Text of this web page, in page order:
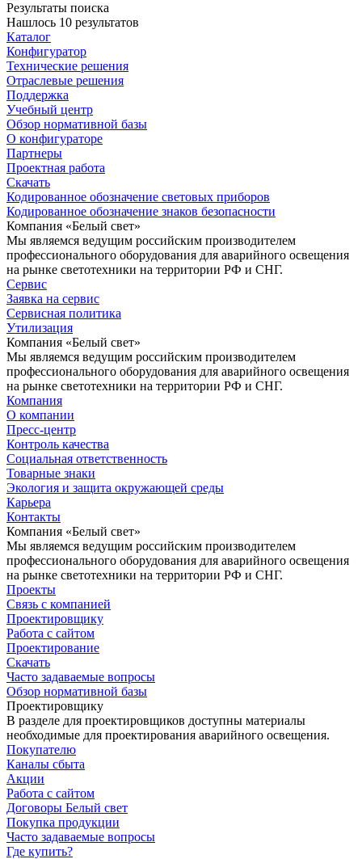
Результаты поиска
Нашлось 10 результатов
Каталог
Конфигуратор
Технические решения
Отраслевые решения
Поддержка
Учебный центр
Обзор нормативной базы
О конфигураторе
Партнеры
Проектная работа
Скачать
Кодированное обозначение световых приборов
Кодированное обозначение знаков безопасности
Компания «Белый свет»
Мы являемся ведущим российским производителем
профессионального оборудования для аварийного освещения
на рынке светотехники на территории РФ и СНГ.
Сервис
Заявка на сервис
Сервисная политика
Утилизация
Компания «Белый свет»
Мы являемся ведущим российским производителем
профессионального оборудования для аварийного освещения
на рынке светотехники на территории РФ и СНГ.
Компания
О компании
Пресс-центр
Контроль качества
Социальная ответственность
Товарные знаки
Экология и защита окружающей среды
Карьера
Контакты
Компания «Белый свет»
Мы являемся ведущим российским производителем
профессионального оборудования для аварийного освещения
на рынке светотехники на территории РФ и СНГ.
Проекты
Связь с компанией
Проектировщику
Работа с сайтом
Проектирование
Скачать
Часто задаваемые вопросы
Обзор нормативной базы
Проектировщику
В разделе для проектировщиков доступны материалы
необходимые для проектирования аварийного освещения.
Покупателю
Каналы сбыта
Акции
Работа с сайтом
Договоры Белый свет
Покупка продукции
Часто задаваемые вопросы
Где купить?